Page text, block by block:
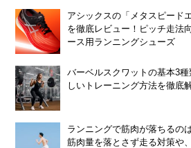
アシックスの「メタスピード
を徹底レビュー！ピッチ走法
ース用ランニングシューズ
バーベルスクワットの基本3種
しいトレーニング方法を徹底
ランニングで筋肉が落ちるの
筋肉量を落とさず走る対策や